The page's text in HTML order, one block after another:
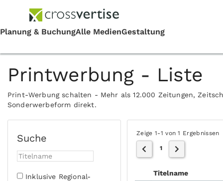
Printwerbung - Liste
Print-Werbung schalten - Mehr als 12.000 Zeitungen,
Sonderwerbeform direkt.
Suche
Inklusive Regional-
Zeige 1-1 von 1 Ergebnissen
1
Titelname